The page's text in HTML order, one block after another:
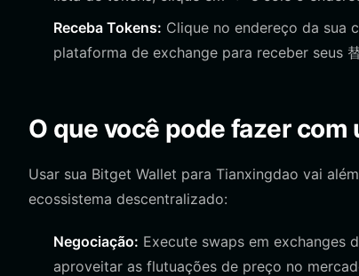
Receba Tokens: Clique no endereço da sua
plataforma de exchange para receber seus
O que você pode fazer
Usar sua Bitget Wallet para Tianxingdao vai
ecossistema descentralizado:
Negociação: Execute swaps em exchanges
aproveitar as flutuações de preço no